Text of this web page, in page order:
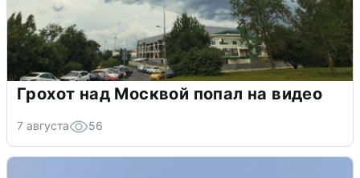
Грохот над Москвой попал на видео
7 августа 56